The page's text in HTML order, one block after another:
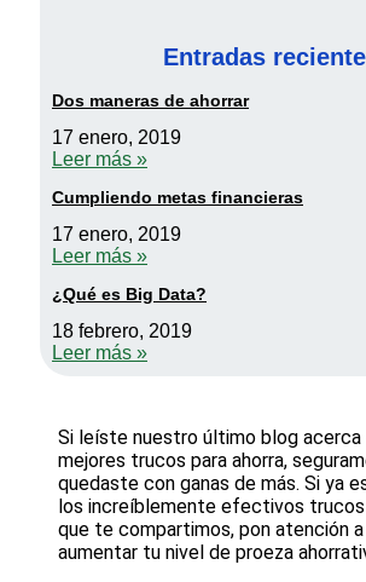
Entradas
Dos maneras de ahorrar
17 enero, 2019
Leer más »
Cumpliendo metas financieras
17 enero, 2019
Leer más »
¿Qué es Big Data?
18 febrero, 2019
Leer más »
Si leíste nuestro último blog acerca
mejores trucos para ahorra,
quedaste con ganas de más. Si ya
los increíblemente efectivos
que te compartimos, pon atención
aumentar tu nivel de proeza